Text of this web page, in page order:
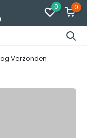
0 0
Verzonden